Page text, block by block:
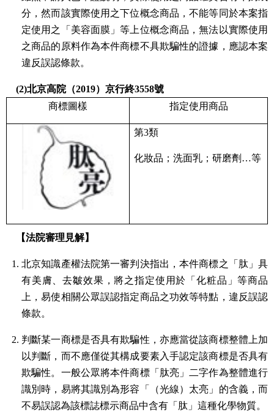
分，然而該實際使用之下位概念商品，不能等同於本案指
定使用之「美容面膜」等上位概念商品，無法以實際使用
之商品的原料作為本件商標不具欺騙性的證據，應認本案
違反誤認條款。
(2)北京高院（2019）京行終3558號
商標圖樣
指定使用商品
第3類
化妝品；洗面乳；研磨劑…等
【法院審理見解】
北京知識產權法院第一審判決指出，本件商標之「肽」具
有美膚、去皺效果，將之指定使用於「化粧品」等商品
上，易使相關公眾誤認指定商品之功效等特點，違反誤認
條款。
判斷某一商標是否具有欺騙性，亦應當從該商標整體上加
以判斷，而不應僅從其構成要素入手認定該商標是否具有
欺騙性。一般公眾將本件商標「肽亮」二字作為整體進行
識別時，易將其識別為形容「（光線）太亮」的含義，而
不易誤認為該標誌標示商品中含有「肽」這種化學物質。